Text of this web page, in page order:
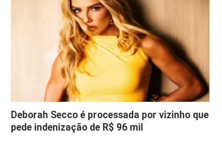
Deborah Secco é processada por vizinho que
pede indenização de R$ 96 mil